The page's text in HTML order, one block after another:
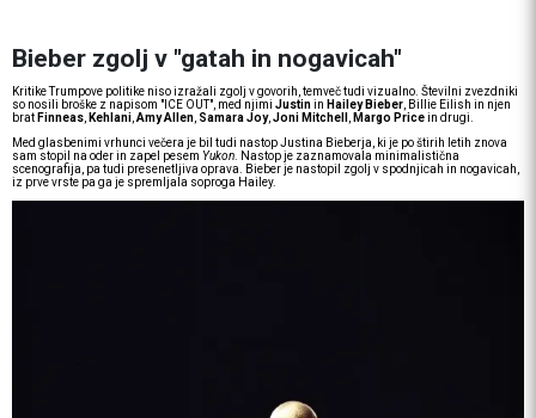
Bieber zgolj v "gatah in nogavicah"
Kritike Trumpove politike niso izražali zgolj v govorih, temveč tudi vizualno. Številni zvezdniki
so nosili broške z napisom "ICE OUT", med njimi Justinin Hailey Bieber , Billie Eilish in njen
brat Finneas Kehlani Amy Allen Samara Joy, Joni Mitchell Margo Pricein drugi.
Med glasbenimi vrhunci večera je bil tudi nastop Justina Bieberja, ki je po štirih letih znova
sam stopil na oder in zapel pesem Yukon . Nastop je zaznamovala minimalistična
scenografija, pa tudi presenetljiva oprava. Bieber je nastopil zgolj v spodnjicah in nogavicah,
iz prve vrste pa ga je spremljala soproga Hailey.